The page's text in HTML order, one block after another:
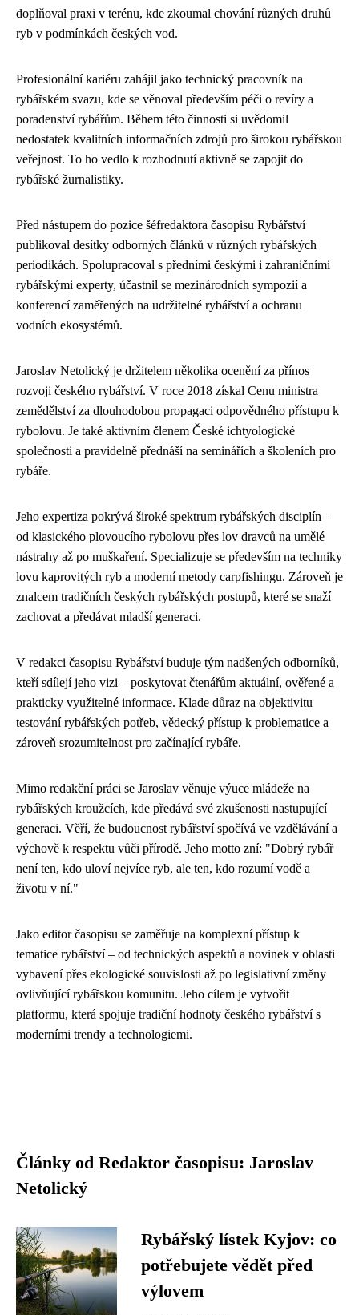
doplňoval praxi v terénu, kde zkoumal chování různých druhů
ryb v podmínkách českých vod.
Profesionální kariéru zahájil jako technický pracovník na
rybářském svazu, kde se věnoval především péči o revíry a
poradenství rybářům. Během této činnosti si uvědomil
nedostatek kvalitních informačních zdrojů pro širokou rybářskou
veřejnost. To ho vedlo k rozhodnutí aktivně se zapojit do
rybářské žurnalistiky.
Před nástupem do pozice šéfredaktora časopisu Rybářství
publikoval desítky odborných článků v různých rybářských
periodikách. Spolupracoval s předními českými i zahraničními
rybářskými experty, účastnil se mezinárodních sympozií a
konferencí zaměřených na udržitelné rybářství a ochranu
vodních ekosystémů.
Jaroslav Netolický je držitelem několika ocenění za přínos
rozvoji českého rybářství. V roce 2018 získal Cenu ministra
zemědělství za dlouhodobou propagaci odpovědného přístupu k
rybolovu. Je také aktivním členem České ichtyologické
společnosti a pravidelně přednáší na seminářích a školeních pro
rybáře.
Jeho expertiza pokrývá široké spektrum rybářských disciplín –
od klasického plovoucího rybolovu přes lov dravců na umělé
nástrahy až po muškaření. Specializuje se především na techniky
lovu kaprovitých ryb a moderní metody carpfishingu. Zároveň je
znalcem tradičních českých rybářských postupů, které se snaží
zachovat a předávat mladší generaci.
V redakci časopisu Rybářství buduje tým nadšených odborníků,
kteří sdílejí jeho vizi – poskytovat čtenářům aktuální, ověřené a
prakticky využitelné informace. Klade důraz na objektivitu
testování rybářských potřeb, vědecký přístup k problematice a
zároveň srozumitelnost pro začínající rybáře.
Mimo redakční práci se Jaroslav věnuje výuce mládeže na
rybářských kroužcích, kde předává své zkušenosti nastupující
generaci. Věří, že budoucnost rybářství spočívá ve vzdělávání a
výchově k respektu vůči přírodě. Jeho motto zní: "Dobrý rybář
není ten, kdo uloví nejvíce ryb, ale ten, kdo rozumí vodě a
životu v ní."
Jako editor časopisu se zaměřuje na komplexní přístup k
tematice rybářství – od technických aspektů a novinek v oblasti
vybavení přes ekologické souvislosti až po legislativní změny
ovlivňující rybářskou komunitu. Jeho cílem je vytvořit
platformu, která spojuje tradiční hodnoty českého rybářství s
moderními trendy a technologiemi.
Články od Redaktor časopisu: Jaroslav
Netolický
Rybářský lístek Kyjov: co
potřebujete vědět před
výlovem